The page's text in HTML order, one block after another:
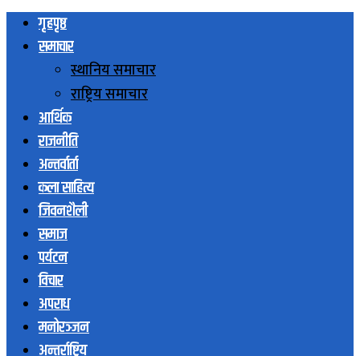
गृहपृष्ठ
समाचार
स्थानिय समाचार
राष्ट्रिय समाचार
आर्थिक
राजनीति
अन्तर्वार्ता
कला साहित्य
जिवनशैली
समाज
पर्यटन
विचार
अपराध
मनोरञ्जन
अन्तर्राष्ट्रिय